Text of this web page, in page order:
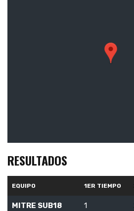
RESULTADOS
EQUIPO 1ER TIEMPO
MITRE SUB18 1